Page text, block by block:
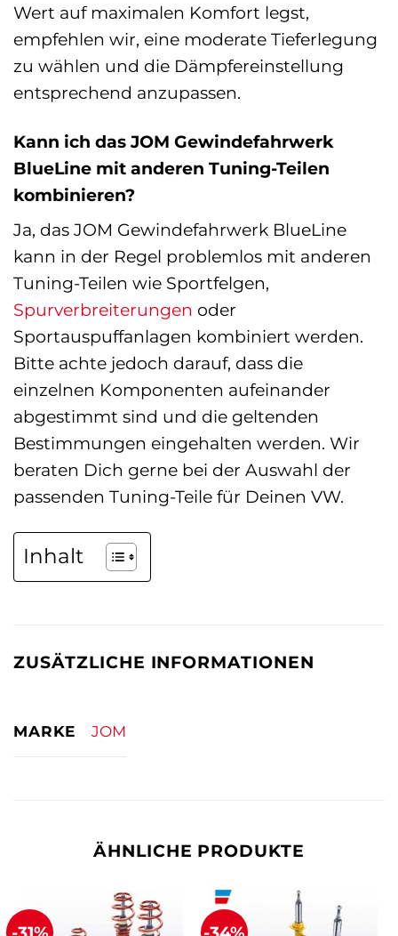
Wert auf maximalen Komfort legst,
empfehlen wir, eine moderate Tieferlegung
zu wählen und die Dämpfereinstellung
entsprechend anzupassen.
Kann ich das JOM Gewindefahrwerk
BlueLine mit anderen Tuning-Teilen
kombinieren?
Ja, das JOM Gewindefahrwerk BlueLine
kann in der Regel problemlos mit anderen
Tuning-Teilen wie Sportfelgen,
Spurverbreiterungen oder
Sportauspuffanlagen kombiniert werden.
Bitte achte jedoch darauf, dass die
einzelnen Komponenten aufeinander
abgestimmt sind und die geltenden
Bestimmungen eingehalten werden. Wir
beraten Dich gerne bei der Auswahl der
passenden Tuning-Teile für Deinen VW.
Inhalt
ZUSÄTZLICHE INFORMATIONEN
MARKE JOM
ÄHNLICHE PRODUKTE